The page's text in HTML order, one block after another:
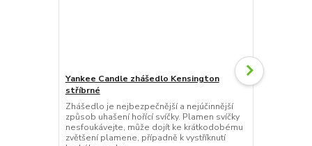
Yankee Candle zhášedlo Kensington
stříbrné
Zhášedlo je nejbezpečnější a nejúčinnější
způsob uhašení hořící svíčky. Plamen svíčky
nesfoukávejte, může dojít ke krátkodobému
zvětšení plamene, případně k vystříknutí
Yankee